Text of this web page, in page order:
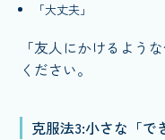
「大丈夫」
「友人にかけるよう
ください。
克服法3:小さな「で